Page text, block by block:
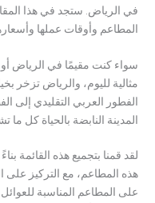
في الرياض. ستجد في هذا
المطاعم وأوقات عملها
سواء كنت مقيمًا في الرياض أو
مثالية لليوم، والرياض تزخر
الفطور العربي التقليدي إلى
المدينة النابضة بالحياة كل
لقد قمنا بتجميع هذه القائمة
هذه المطاعم، مع التركيز على
على المطاعم المناسبة